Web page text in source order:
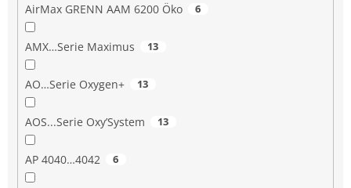
AirMax GRENN AAM 6200 Öko 6
AMX…Serie Maximus 13
AO…Serie Oxygen+ 13
AOS...Serie Oxy’System 13
AP 4040…4042 6